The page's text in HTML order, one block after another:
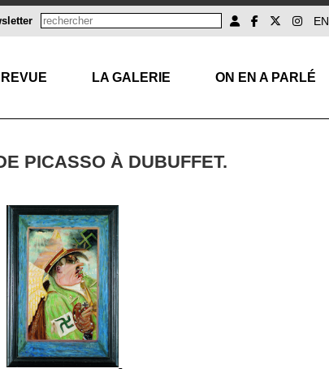
EN
LA GALERIE ON EN A PARLÉ
PICASSO À DUBUFFET.